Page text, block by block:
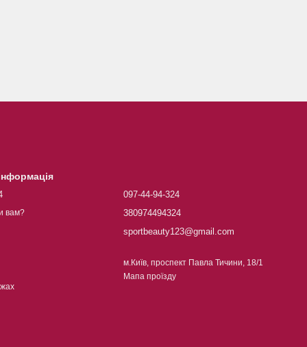
вам?
097-44-94-324
380974494324
sportbeauty123@gmail.com
м.Київ, проспект Павла Тичини, 18/1
Мапа проїзду